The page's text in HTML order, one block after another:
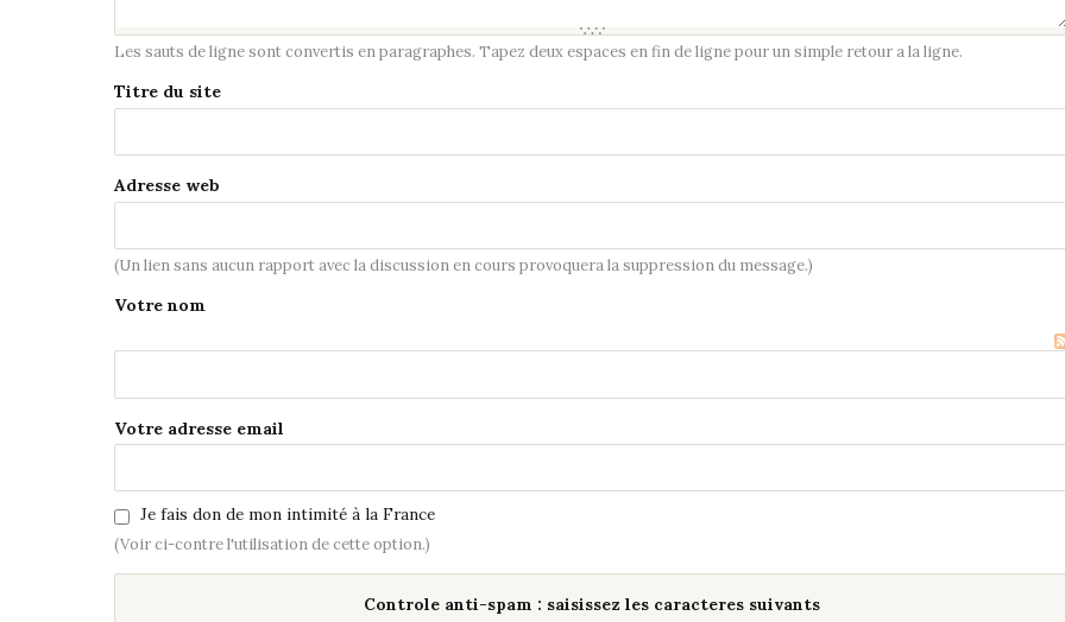
Les sauts de ligne sont convertis en paragraphes. Tapez deux espaces en fin de ligne pour un simple retour a la ligne.
Titre du site
Adresse web
(Un lien sans aucun rapport avec la discussion en cours provoquera la suppression du message.)
Votre nom
Votre adresse email
Je fais don de mon intimité à la France
(Voir ci-contre l'utilisation de cette option.)
Controle anti-spam : saisissez les caracteres suivants